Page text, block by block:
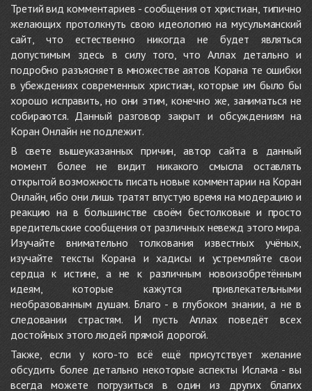
Третий вид комментариев - сообщения от христиан, типично
желающих протолкнуть свою идеологию на мусульманский
сайт, что естественно никогда не будет являться
допустимым здесь в силу того, что Аллах детально и
подробно разъясняет в множестве аятов Корана те ошибки
в убеждениях современных христиан, которые им было бы
хорошо исправить, но они этим, конечно же, заниматься не
собираются. Данный разговор закрыт и обсуждениям на
Коран Онлайн не подлежит.
В свете вышеуказанных причин, автор сайта в данный
момент более не видит никакого смысла оставлять
открытой возможность писать новые комментарии на Коран
Онлайн, ибо они лишь тратят впустую время на модерацию и
реакцию на в большинстве своём бестолковые и просто
вредительские сообщения от различных невежд этого мира.
Изучайте внимательно толкования известных учёных,
изучайте тексты Корана и хадисы и устремляйте свои
сердца к истине, а не к различным новоизобретённым
идеям, которые кажутся привлекательными
необразованным душам. Благо - в глубоком знании, а не в
следовании страстям. И пусть Аллах поведёт всех
достойных этого людей прямой дорогой.
Также, если у кого-то всё ещё присутствует желание
обсудить более детально некоторые аспекты Ислама - вы
всегда можете погрузиться в один из других благих